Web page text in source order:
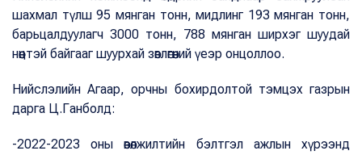
шахмал түлш 95 мянган тонн, мидлинг 193 мянган тонн,
барьцалдуулагч 3000 тонн, 788 мянган ширхэг шуудай
нөөцтэй байгааг шуурхай зөвлөгөөний үеэр онцоллоо.
Нийслэлийн Агаар, орчны бохирдолтой тэмцэх газрын
дарга Ц.Ганболд:
-2022-2023 оны өвөлжилтийн бэлтгэл ажлын хүрээнд